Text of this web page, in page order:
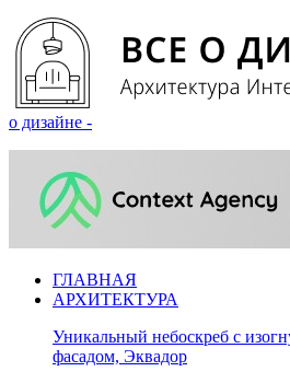
о дизайне -
ГЛАВНАЯ
АРХИТЕКТУРА
Уникальный небоскреб с
фасадом, Эквадор